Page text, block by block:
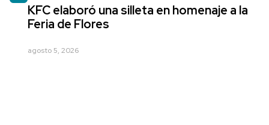
KFC elaboró una silleta en homenaje a la
Feria de Flores
agosto 5, 2026